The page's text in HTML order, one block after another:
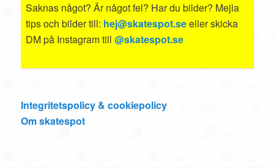
Saknas något? Är något fel? Har du bilder? Mejla
tips och bilder till: hej@skatespot.seeller skicka
DM på Instagram till@skatespot.se
Integritetspolicy & cookiepolicy
Om skatespot